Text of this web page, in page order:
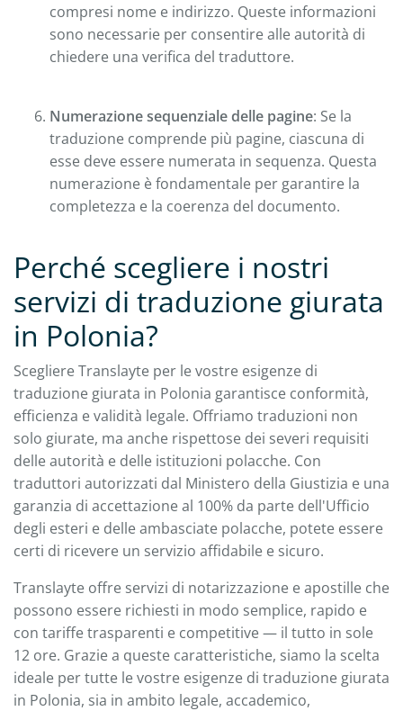
compresi nome e indirizzo. Queste informazioni
sono necessarie per consentire alle autorità di
chiedere una verifica del traduttore.
Numerazione sequenziale delle pagine: Se la
traduzione comprende più pagine, ciascuna di
esse deve essere numerata in sequenza. Questa
numerazione è fondamentale per garantire la
completezza e la coerenza del documento.
Perché scegliere i nostri
servizi di traduzione giurata
in Polonia?
Scegliere Translayte per le vostre esigenze di
traduzione giurata in Polonia garantisce conformità,
efficienza e validità legale. Offriamo traduzioni non
solo giurate, ma anche rispettose dei severi requisiti
delle autorità e delle istituzioni polacche. Con
traduttori autorizzati dal Ministero della Giustizia e una
garanzia di accettazione al 100% da parte dell'Ufficio
degli esteri e delle ambasciate polacche, potete essere
certi di ricevere un servizio affidabile e sicuro.
Translayte offre servizi di notarizzazione e apostille che
possono essere richiesti in modo semplice, rapido e
con tariffe trasparenti e competitive — il tutto in sole
12 ore. Grazie a queste caratteristiche, siamo la scelta
ideale per tutte le vostre esigenze di traduzione giurata
in Polonia, sia in ambito legale, accademico,